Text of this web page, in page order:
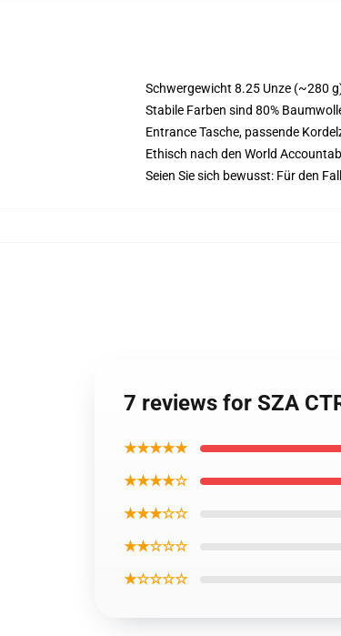
Schwergewicht 8.25 Unze (~280
Stabile Farben sind 80%
Entrance Tasche, passende
Ethisch nach den World
Seien Sie sich bewusst: Für den
7 reviews for SZA
★★★★★
★★★★☆
★★★☆☆
★★☆☆☆
★☆☆☆☆